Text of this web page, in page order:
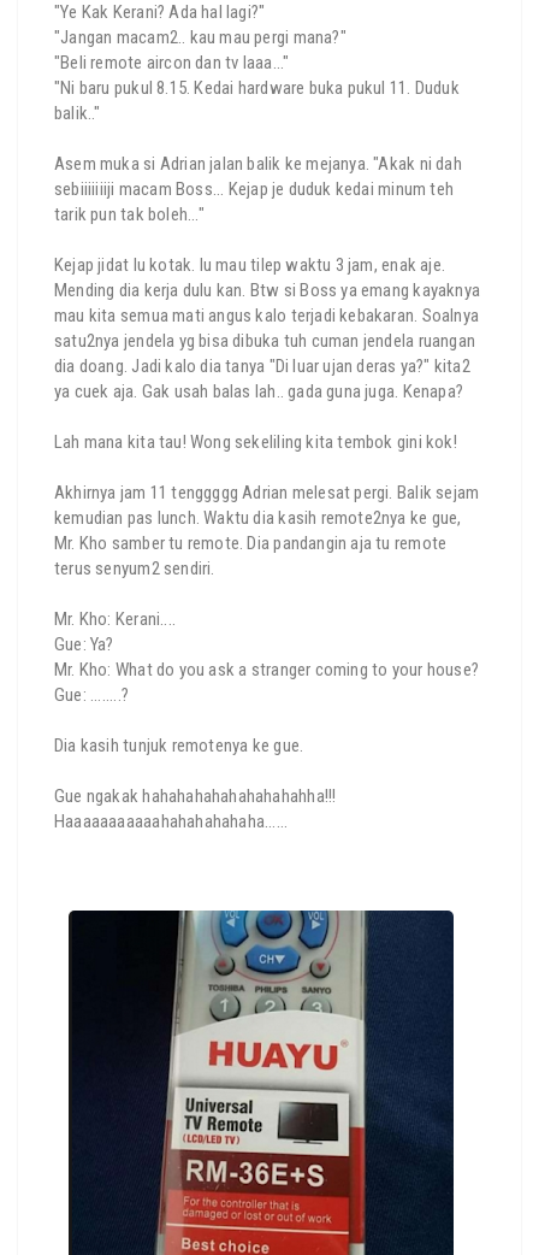
"Ye Kak Kerani? Ada hal lagi?"
"Jangan macam2.. kau mau pergi mana?"
"Beli remote aircon dan tv laaa..."
"Ni baru pukul 8.15. Kedai hardware buka pukul 11. Duduk
balik.."
Asem muka si Adrian jalan balik ke mejanya. "Akak ni dah
sebiiiiiiiji macam Boss... Kejap je duduk kedai minum teh
tarik pun tak boleh..."
Kejap jidat lu kotak. lu mau tilep waktu 3 jam, enak aje.
Mending dia kerja dulu kan. Btw si Boss ya emang kayaknya
mau kita semua mati angus kalo terjadi kebakaran. Soalnya
satu2nya jendela yg bisa dibuka tuh cuman jendela ruangan
dia doang. Jadi kalo dia tanya "Di luar ujan deras ya?" kita2
ya cuek aja. Gak usah balas lah.. gada guna juga. Kenapa?
Lah mana kita tau! Wong sekeliling kita tembok gini kok!
Akhirnya jam 11 tenggggg Adrian melesat pergi. Balik sejam
kemudian pas lunch. Waktu dia kasih remote2nya ke gue,
Mr. Kho samber tu remote. Dia pandangin aja tu remote
terus senyum2 sendiri.
Mr. Kho: Kerani....
Gue: Ya?
Mr. Kho: What do you ask a stranger coming to your house?
Gue: ........?
Dia kasih tunjuk remotenya ke gue.
Gue ngakak hahahahahahahahahahha!!!
Haaaaaaaaaaahahahahahaha......